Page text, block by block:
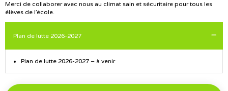
Merci de collaborer avec nous au climat sain et sécuritaire pour tous les
élèves de l’école.
Plan de lutte 2026-2027
Plan de lutte 2026-2027 – à venir